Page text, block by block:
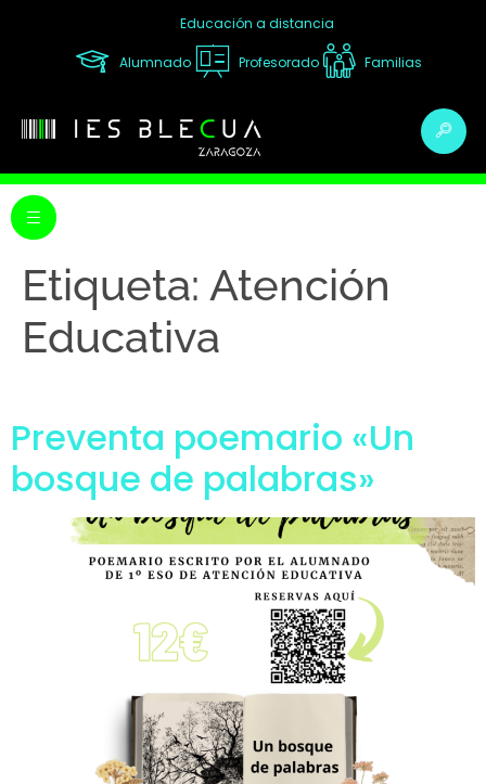
Educación a distancia
Alumnado Profesorado Familias
Etiqueta: Atención
Educativa
Preventa poemario «Un
bosque de palabras»